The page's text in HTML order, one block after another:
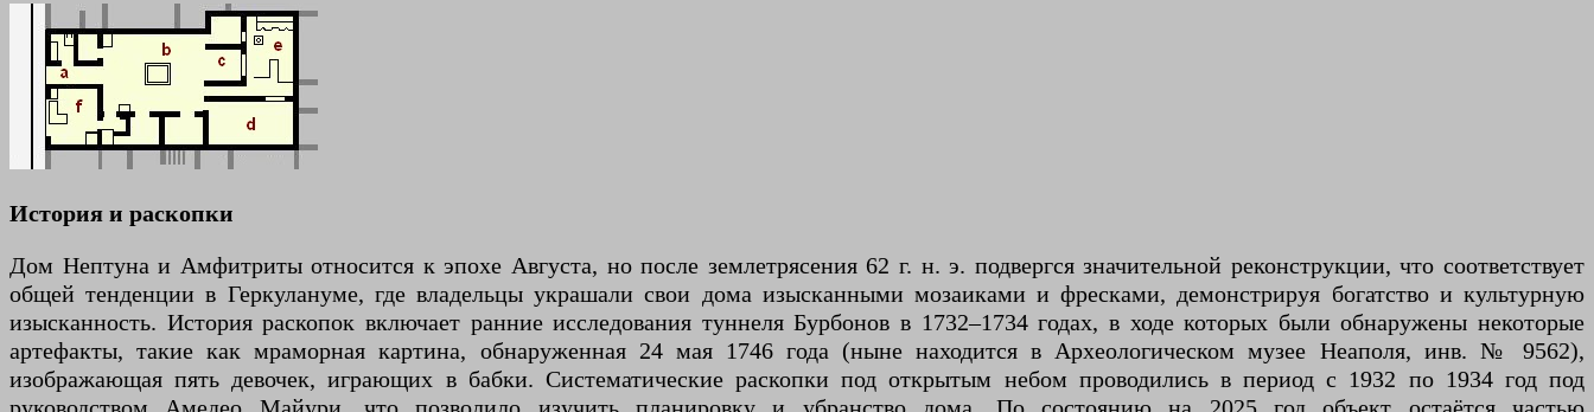
История и раскопки
Дом Нептуна и Амфитриты относится к эпохе Августа, но после землетрясения 62 г. н. э. подвергся значительной реконструкции, что соответствует
общей тенденции в Геркулануме, где владельцы украшали свои дома изысканными мозаиками и фресками, демонстрируя богатство и культурную
изысканность. История раскопок включает ранние исследования туннеля Бурбонов в 1732–1734 годах, в ходе которых были обнаружены некоторые
артефакты, такие как мраморная картина, обнаруженная 24 мая 1746 года (ныне находится в Археологическом музее Неаполя, инв. № 9562),
изображающая пять девочек, играющих в бабки. Систематические раскопки под открытым небом проводились в период с 1932 по 1934 год под